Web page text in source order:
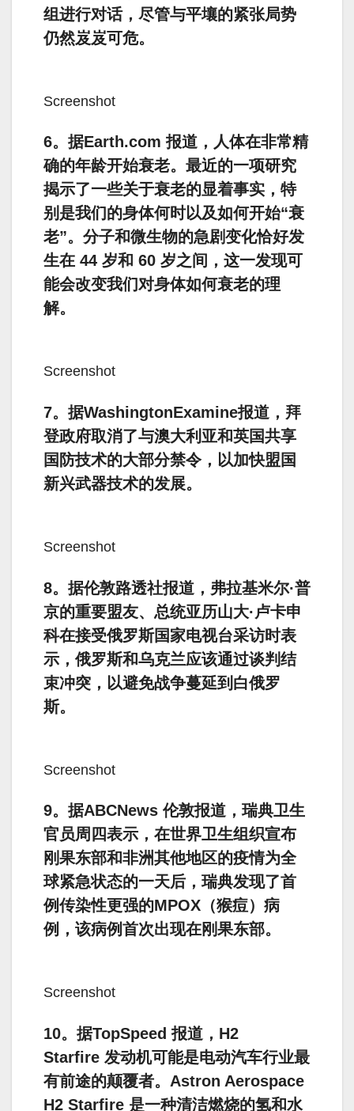
组进行对话，尽管与平壤的紧张局势
仍然岌岌可危。
Screenshot
6。据Earth.com 报道，人体在非常精
确的年龄开始衰老。最近的一项研究
揭示了一些关于衰老的显着事实，特
别是我们的身体何时以及如何开始“衰
老”。分子和微生物的急剧变化恰好发
生在 44 岁和 60 岁之间，这一发现可
能会改变我们对身体如何衰老的理
解。
Screenshot
7。据WashingtonExamine报道，拜
登政府取消了与澳大利亚和英国共享
国防技术的大部分禁令，以加快盟国
新兴武器技术的发展。
Screenshot
8。据伦敦路透社报道，弗拉基米尔·普
京的重要盟友、总统亚历山大·卢卡申
科在接受俄罗斯国家电视台采访时表
示，俄罗斯和乌克兰应该通过谈判结
束冲突，以避免战争蔓延到白俄罗
斯。
Screenshot
9。据ABCNews 伦敦报道，瑞典卫生
官员周四表示，在世界卫生组织宣布
刚果东部和非洲其他地区的疫情为全
球紧急状态的一天后，瑞典发现了首
例传染性更强的MPOX（猴痘）病
例，该病例首次出现在刚果东部。
Screenshot
10。据TopSpeed 报道，H2
Starfire 发动机可能是电动汽车行业最
有前途的颠覆者。Astron Aerospace
H2 Starfire 是一种清洁燃烧的氢和水